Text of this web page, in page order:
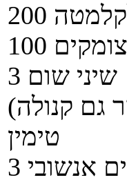
3 שיני שום
גם קנולה)
טימין
אנשובי